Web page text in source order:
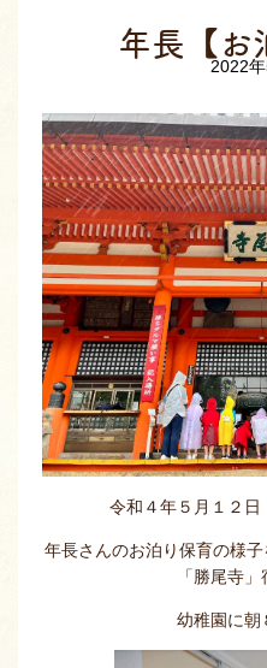
年長【お
2022
令和４年５月１２日
年長さんのお泊り保育の様
「勝尾寺
幼稚園に朝